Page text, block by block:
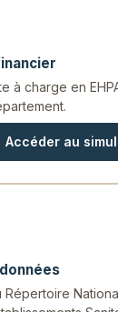
à charge en
Accéder au